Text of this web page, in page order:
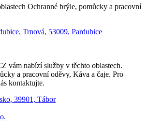
Ochranné brýle, pomůcky a pracovní
Trnová, 53009, Pardubice
vám nabízí služby v těchto oblastech.
a pracovní oděvy, Káva a čaje. Pro
kontaktujte.
39901, Tábor